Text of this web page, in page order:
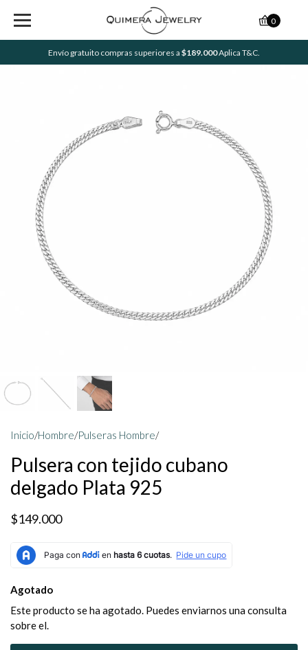
Envío gratuito compras superiores a $189.000Aplica T&C.
0
Inicio/Hombre/Pulseras Hombre/
Pulsera con tejido cubano
delgado Plata 925
$149.000
Agotado
Este producto se ha agotado. Puedes enviarnos una consulta
sobre el.